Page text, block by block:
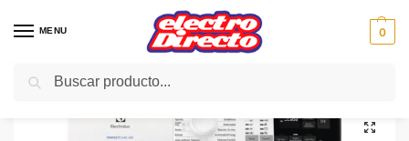
MENU 0
Inicio Gama blanca Lavadoras